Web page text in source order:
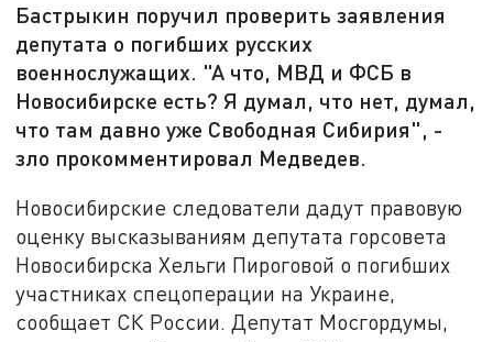
Бастрыкин поручил проверить заявления
депутата о погибших русских
военнослужащих. "А что, МВД и ФСБ в
Новосибирске есть? Я думал, что нет, думал,
что там давно уже Свободная Сибирия", -
зло прокомментировал Медведев.
Новосибирские следователи дадут правовую
оценку высказываниям депутата горсовета
Новосибирска Хельги Пироговой о погибших
участниках спецоперации на Украине,
сообщает СК России. Депутат Мосгордумы,